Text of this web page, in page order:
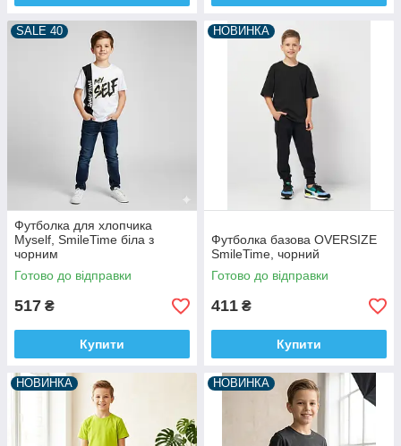
SALE 40
Футболка для хлопчика
Myself, SmileTime біла з
чорним
Готово до відправки
517 ₴
Купити
НОВИНКА
Футболка базова OVERSIZE
SmileTime, чорний
Готово до відправки
411 ₴
Купити
НОВИНКА НОВИНКА